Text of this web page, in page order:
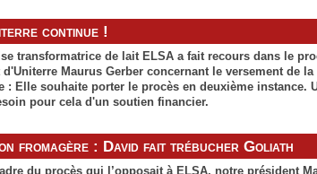
continue !
transformatrice de lait ELSA a fait recours dans le
d'Uniterre Maurus Gerber concernant le versement de
: Elle souhaite porter le procès en deuxième instance.
pour cela d'un soutien financier.
du fromage entre la Suisse et l’UE le 1er juin 2007, les
du lait de fromagerie, l'ordonnance sur le soutien du prix du
en fromage qui est versé au transformateur, mais
fromagère : David fait trébucher Goliath
du procès qui l’opposait à ELSA, notre président